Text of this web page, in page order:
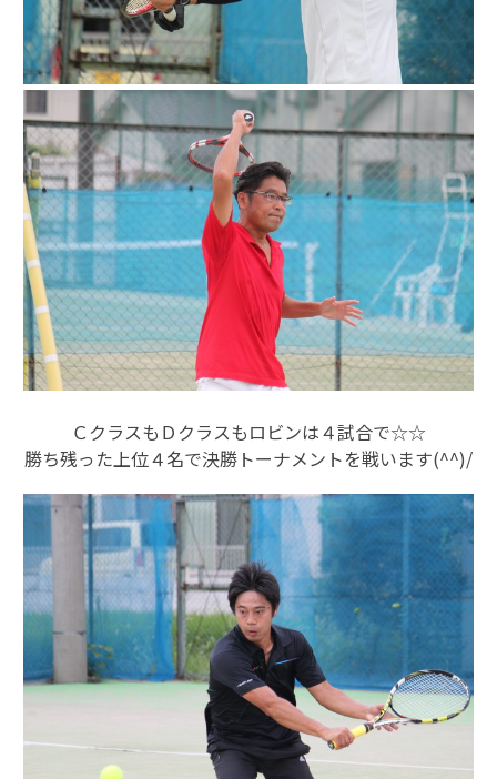
ＣクラスもＤクラスもロビンは４試合で☆☆
勝ち残った上位４名で決勝トーナメントを戦います(^^)/